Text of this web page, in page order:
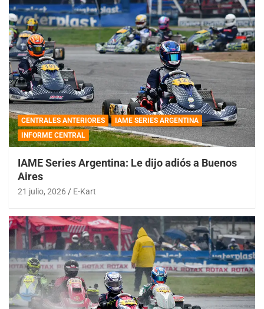
CENTRALES ANTERIORES
IAME SERIES ARGENTINA
INFORME CENTRAL
IAME Series Argentina: Le dijo adiós a Buenos
Aires
21 julio, 2026 E-Kart